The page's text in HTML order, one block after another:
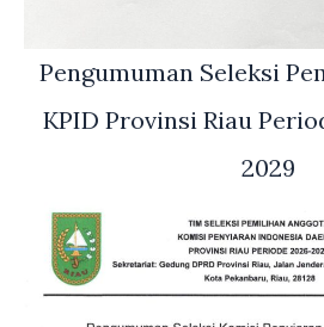
Pengumuman Seleksi
KPID Provinsi Riau
2029